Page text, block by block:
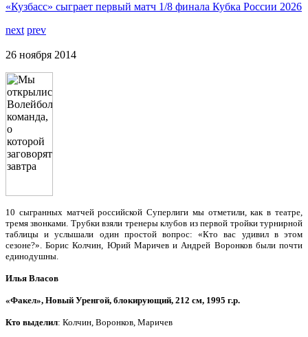
«Кузбасс» сыграет первый матч 1/8 финала Кубка России 2026
next prev
26 ноября 2014
10 сыгранных матчей российской Суперлиги мы отметили, как в театре,
тремя звонками. Трубки взяли тренеры клубов из первой тройки турнирной
таблицы и услышали один простой вопрос: «Кто вас удивил в этом
сезоне?». Борис Колчин, Юрий Маричев и Андрей Воронков были почти
единодушны.
Илья Власов
«Факел», Новый Уренгой, блокирующий, 212 см, 1995 г.р.
Кто выделил: Колчин, Воронков, Маричев